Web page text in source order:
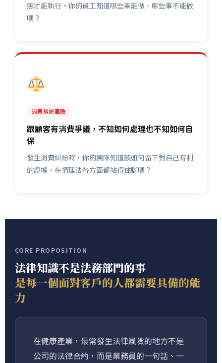
照才能執行。你的員工知道哪些事能做、哪些事不能做
嗎？
消費糾紛風險
跟顧客有消費爭議，不知如何處理也不知如何自
保
發生消費糾紛時，你的團隊知道該如何留下對自己有利
的證據，在情理法各方面都站得住腳嗎？
CORE PROPOSITION
法律知識不是法務部門的事
是每一個面對客戶的人都需要具備的能
力
在健康產業，最常發生法律風險的地方不是
公司的法律合約，而是業務員的一句話、一